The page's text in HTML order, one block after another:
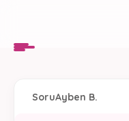
SoruAyben B.